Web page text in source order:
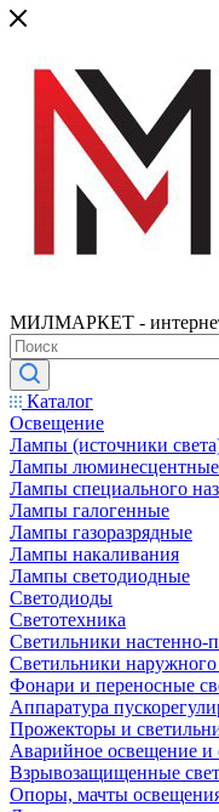
МИЛМАРКЕТ - интернет-
Каталог
Освещение
Лампы (источники
Лампы люминесцентные
Лампы специального
Лампы галогенные
Лампы газоразрядные
Лампы накаливания
Лампы светодиодные
Светодиоды
Светотехника
Светильники настенно-
Светильники
Фонари и переносные
Аппаратура
Прожекторы и
Аварийное освещение и
Взрывозащищенные
Опоры, мачты